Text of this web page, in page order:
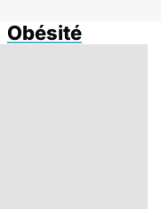
Obésité